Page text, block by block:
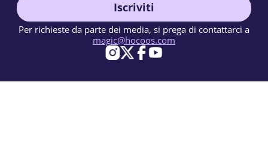
Iscriviti
Per richieste da parte dei media, si prega di contattarci a
magic@hocoos.com